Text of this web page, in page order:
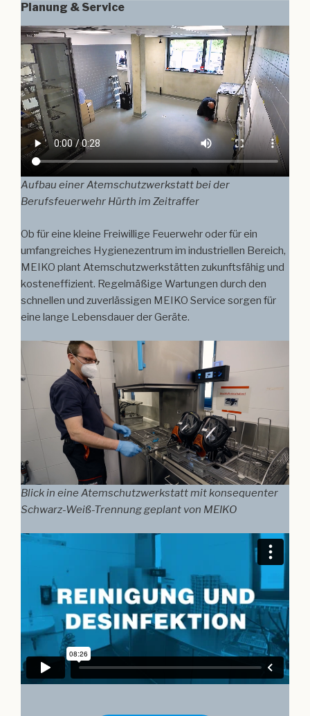
Planung & Service
Aufbau einer Atemschutzwerkstatt bei der
Berufsfeuerwehr Hürth im Zeitraffer
Ob für eine kleine Freiwillige Feuerwehr oder für ein
umfangreiches Hygienezentrum im industriellen Bereich,
MEIKO plant Atemschutzwerkstätten zukunftsfähig und
kosteneffizient. Regelmäßige Wartungen durch den
schnellen und zuverlässigen MEIKO Service sorgen für
eine lange Lebensdauer der Geräte.
Blick in eine Atemschutzwerkstatt mit konsequenter
Schwarz-Weiß-Trennung geplant von MEIKO